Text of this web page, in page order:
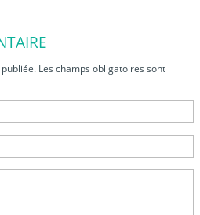
Les champs obligatoires sont